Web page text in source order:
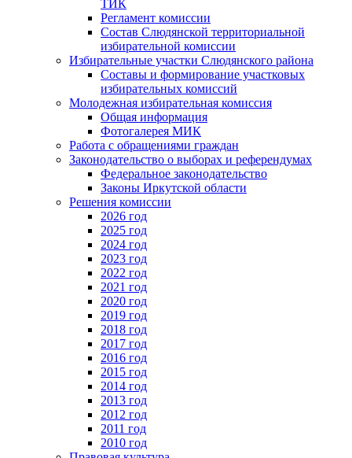
ТИК
Регламент комиссии
Состав Слюдянской территориальной
избирательной комиссии
Избирательные участки Слюдянского района
Составы и формирование участковых
избирательных комиссий
Молодежная избирательная комиссия
Общая информация
Фотогалерея МИК
Работа с обращениями граждан
Законодательство о выборах и референдумах
Федеральное законодательство
Законы Иркутской области
Решения комиссии
2026 год
2025 год
2024 год
2023 год
2022 год
2021 год
2020 год
2019 год
2018 год
2017 год
2016 год
2015 год
2014 год
2013 год
2012 год
2011 год
2010 год